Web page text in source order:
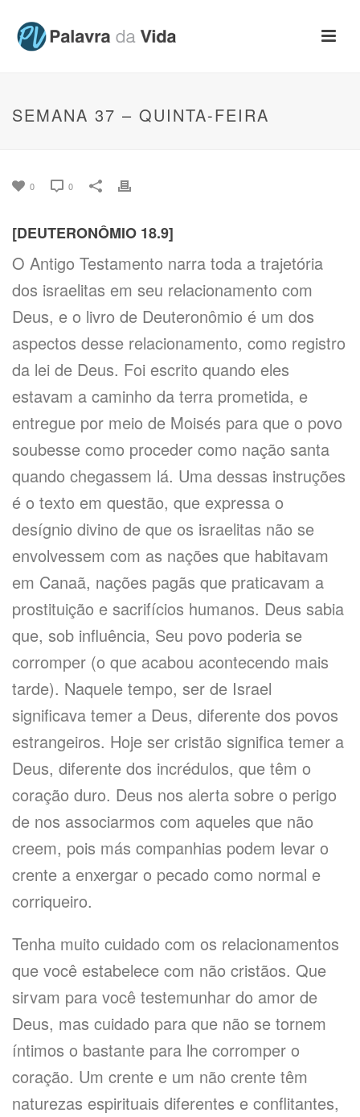
SEMANA 37 – QUINTA-FEIRA
0 0
[DEUTERONÔMIO 18.9]
O Antigo Testamento narra toda a trajetória
dos israelitas em seu relacionamento com
Deus, e o livro de Deuteronômio é um dos
aspectos desse relacionamento, como registro
da lei de Deus. Foi escrito quando eles
estavam a caminho da terra prometida, e
entregue por meio de Moisés para que o povo
soubesse como proceder como nação santa
quando chegassem lá. Uma dessas instruções
é o texto em questão, que expressa o
desígnio divino de que os israelitas não se
envolvessem com as nações que habitavam
em Canaã, nações pagãs que praticavam a
prostituição e sacrifícios humanos. Deus sabia
que, sob influência, Seu povo poderia se
corromper (o que acabou acontecendo mais
tarde). Naquele tempo, ser de Israel
significava temer a Deus, diferente dos povos
estrangeiros. Hoje ser cristão significa temer a
Deus, diferente dos incrédulos, que têm o
coração duro. Deus nos alerta sobre o perigo
de nos associarmos com aqueles que não
creem, pois más companhias podem levar o
crente a enxergar o pecado como normal e
corriqueiro.
Tenha muito cuidado com os relacionamentos
que você estabelece com não cristãos. Que
sirvam para você testemunhar do amor de
Deus, mas cuidado para que não se tornem
íntimos o bastante para lhe corromper o
coração. Um crente e um não crente têm
naturezas espirituais diferentes e conflitantes,